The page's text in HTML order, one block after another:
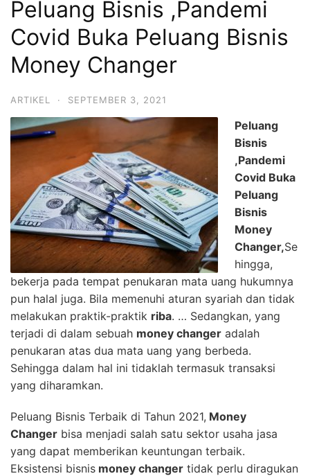
Peluang Bisnis ,Pandemi
Covid Buka Peluang Bisnis
Money Changer
ARTIKEL · SEPTEMBER 3, 2021
Peluang
Bisnis
,Pandemi
Covid Buka
Peluang
Bisnis
Money
Changer,Se
hingga,
bekerja pada tempat penukaran mata uang hukumnya
pun halal juga. Bila memenuhi aturan syariah dan tidak
melakukan praktik-praktik riba. … Sedangkan, yang
terjadi di dalam sebuah money changer adalah
penukaran atas dua mata uang yang berbeda.
Sehingga dalam hal ini tidaklah termasuk transaksi
yang diharamkan.
Peluang Bisnis Terbaik di Tahun 2021, Money
Changer bisa menjadi salah satu sektor usaha jasa
yang dapat memberikan keuntungan terbaik.
Eksistensi bisnis money changer tidak perlu diragukan